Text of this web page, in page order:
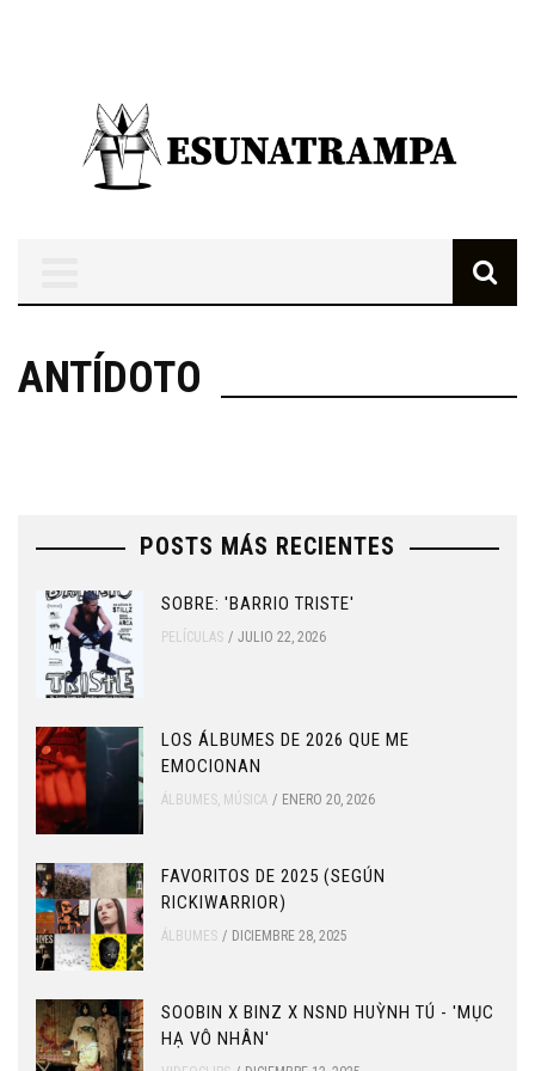
ANTÍDOTO
POSTS MÁS RECIENTES
SOBRE: 'BARRIO TRISTE'
PELÍCULAS JULIO 22, 2026
LOS ÁLBUMES DE 2026 QUE ME
EMOCIONAN
ÁLBUMES, MÚSICA ENERO 20, 2026
FAVORITOS DE 2025 (SEGÚN
RICKIWARRIOR)
ÁLBUMES DICIEMBRE 28, 2025
SOOBIN X BINZ X NSND HUỲNH TÚ - 'MỤC
HẠ VÔ NHÂN'